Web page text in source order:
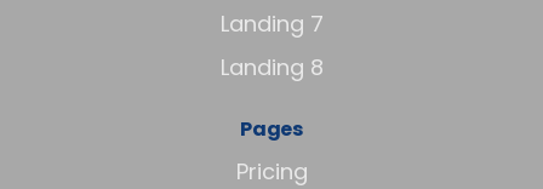
Landing 7
Landing 8
Pages
Pricing